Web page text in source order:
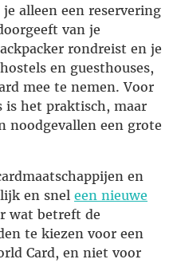
alleen een reservering
van je
rondreist en je
en guesthouses,
mee te nemen. Voor
is het praktisch, maar
noodgevallen een grote
en
en snel een nieuwe
wat betreft de
te kiezen voor een
Card, en niet voor